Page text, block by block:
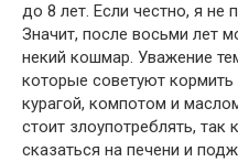
до 8 лет. Если честно, я не
Значит, после восьми лет
некий кошмар. Уважение
которые советуют
курагой, компотом и
стоит злоупотреблять, так
сказаться на печени и